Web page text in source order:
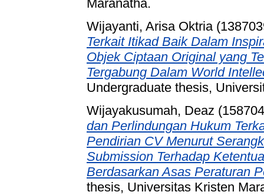
Maranatha.
Wijayanti, Arisa Oktria
Terkait Itikad Baik Dalam
Objek Ciptaan Original yang
Tergabung Dalam World
Undergraduate thesis,
Wijayakusumah, Deaz
dan Perlindungan Hukum
Pendirian CV Menurut
Submission Terhadap
Berdasarkan Asas Peraturan
thesis, Universitas Kristen